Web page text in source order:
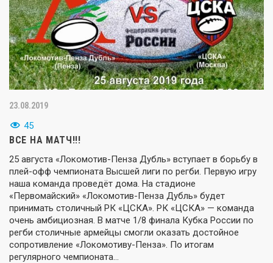
23.08.2019
45
ВСЕ НА МАТЧ!!!
25 августа «Локомотив-Пенза Дубль» вступает в борьбу в
плей-офф чемпионата Высшей лиги по регби. Первую игру
наша команда проведёт дома. На стадионе
«Первомайский» «Локомотив-Пенза Дубль» будет
принимать столичный РК «ЦСКА». РК «ЦСКА» — команда
очень амбициозная. В матче 1/8 финала Кубка России по
регби столичные армейцы смогли оказать достойное
сопротивление «Локомотиву-Пенза». По итогам
регулярного чемпионата…